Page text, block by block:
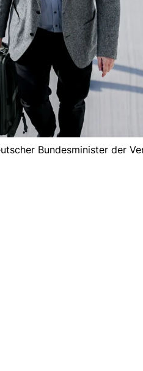
Bundesminister der